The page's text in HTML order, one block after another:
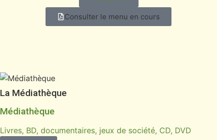
Consulter le menu en cours
La Médiathèque
Médiathèque
Livres, BD, documentaires, jeux de société, CD, DVD